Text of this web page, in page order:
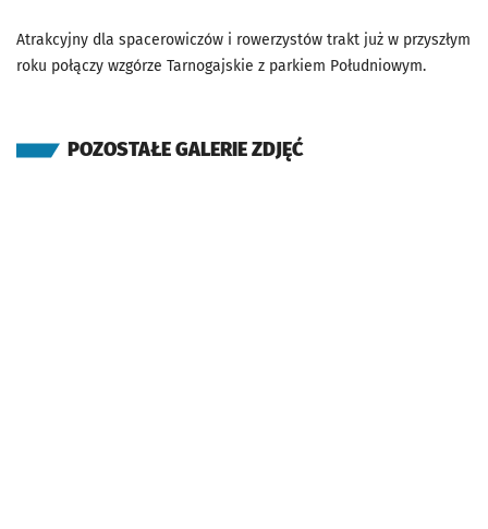
Atrakcyjny dla spacerowiczów i rowerzystów trakt już w przyszłym
roku połączy wzgórze Tarnogajskie z parkiem Południowym.
POZOSTAŁE GALERIE ZDJĘĆ